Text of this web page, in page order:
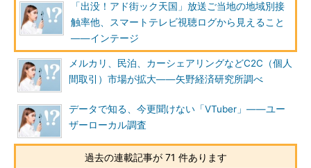
「出没！アド街ック天国」放送ご当地の地域別接
触率他、スマートテレビ視聴ログから見えること
――インテージ
メルカリ、民泊、カーシェアリングなどC2C（個人
間取引）市場が拡大――矢野経済研究所調べ
データで知る、今更聞けない「VTuber」――ユー
ザーローカル調査
過去の連載記事が 71 件あります